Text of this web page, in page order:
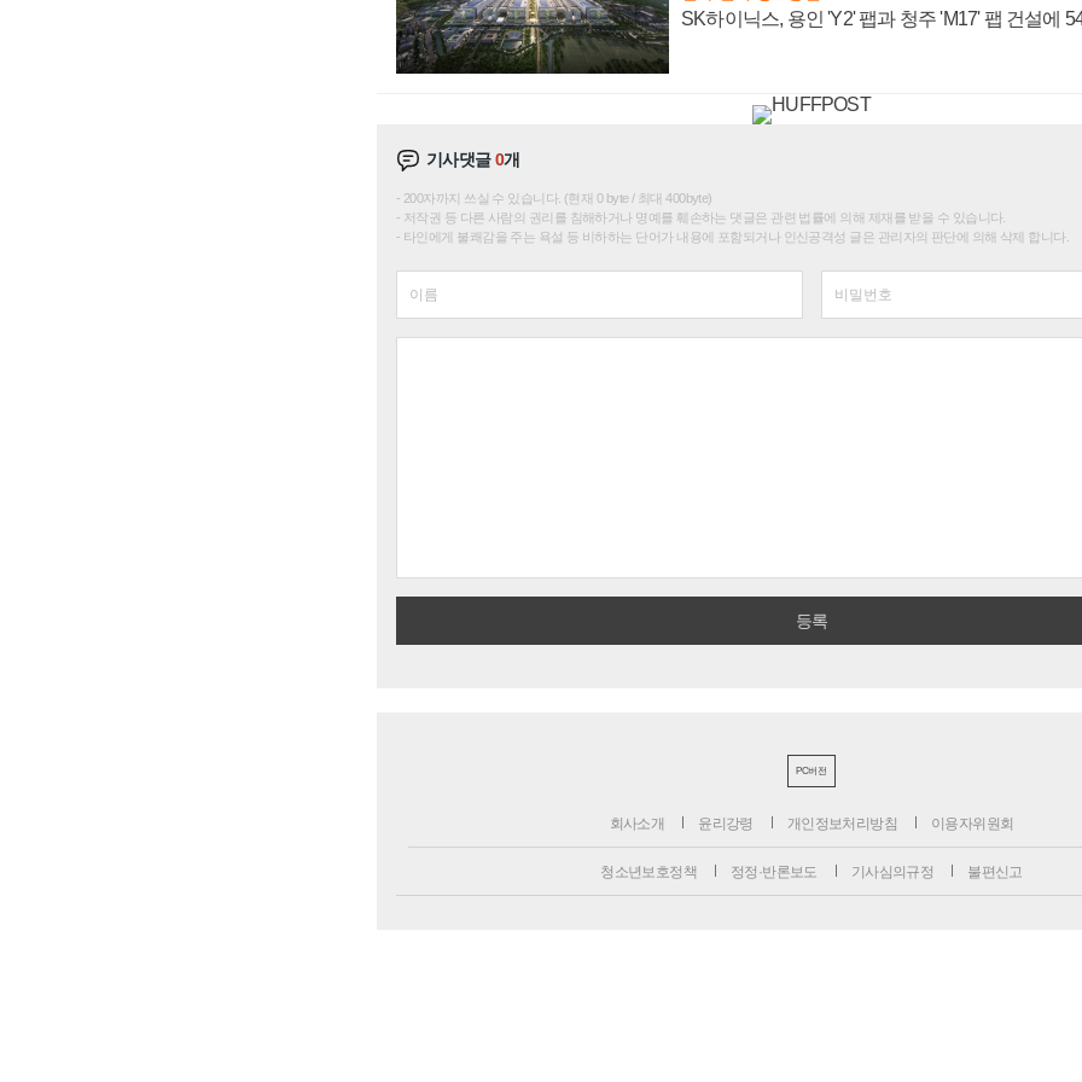
SK하이닉스, 용인 'Y2' 팹과 청주 'M17' 팹 건설에
기사댓글0개
200자까지 쓰실 수 있습니다. (현재 0 byte / 최대 400byte)
저작권 등 다른 사람의 권리를 침해하거나 명예를 훼손하는 댓글은 관련 법률에 의해 제재를 받을 수 있습니다.
타인에게 불쾌감을 주는 욕설 등 비하하는 단어가 내용에 포함되거나 인신공격성 글은 관리자의 판단에 의해 삭제 합니다.
PC버전
회사소개 윤리강령 개인정보처리방침 이용자위원회
청소년보호정책 정정·반론보도 기사심의규정 불편신고